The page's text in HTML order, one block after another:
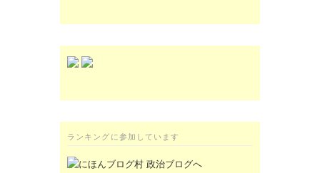
ランキングに参加しています